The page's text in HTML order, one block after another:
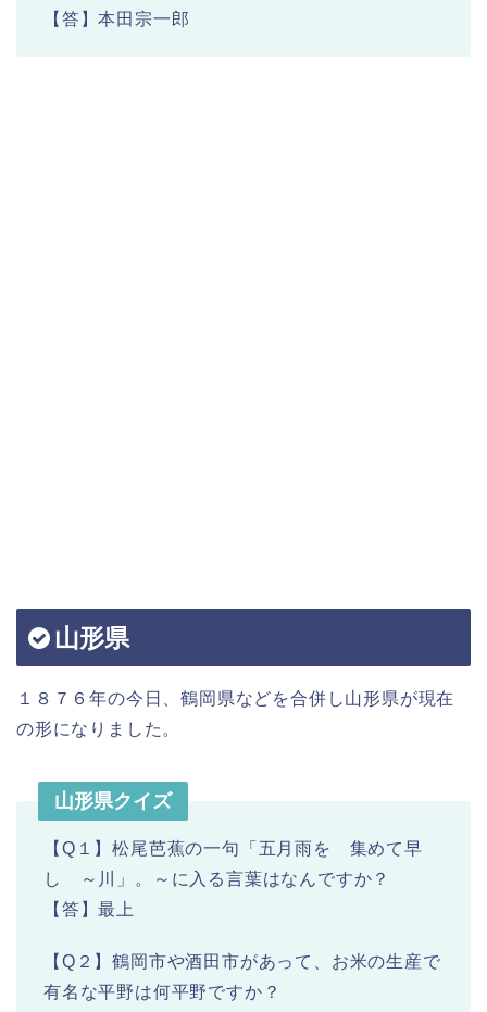
【答】本田宗一郎
山形県
１８７６年の今日、鶴岡県などを合併し山形県が現在
の形になりました。
山形県クイズ
【Q１】松尾芭蕉の一句「五月雨を 集めて早
し ～川」。～に入る言葉はなんですか？
【答】最上
【Q２】鶴岡市や酒田市があって、お米の生産で
有名な平野は何平野ですか？